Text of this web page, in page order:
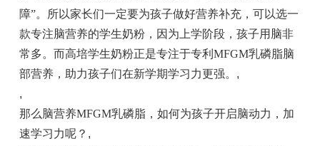
障”。所以家长们一定要为孩子做好营养补充，可以选一
款专注脑营养的学生奶粉，因为上学阶段，孩子用脑非
常多。而高培学生奶粉正是专注于专利MFGM乳磷脂脑
部营养，助力孩子们在新学期学习力更强。 ,
,
那么脑营养MFGM乳磷脂，如何为孩子开启脑动力，加
速学习力呢？ ,